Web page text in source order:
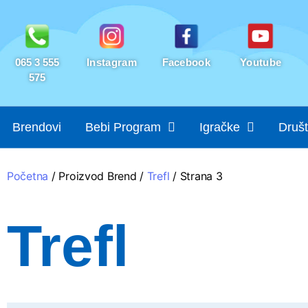
065 3 555
575
Instagram Facebook Youtube
Brendovi Bebi Program Igračke
Početna / Proizvod Brend / Trefl / Strana 3
Trefl